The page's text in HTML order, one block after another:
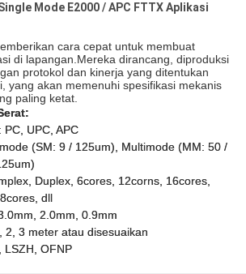
Mode E2000 / APC FTTX Aplikasi
cara cepat untuk membuat
di lapangan.Mereka dirancang, diproduksi
protokol dan kinerja yang ditentukan
yang akan memenuhi spesifikasi mekanis
paling ketat.
UPC, APC
(SM: 9 / 125um), Multimode (MM: 50 /
Duplex, 6cores, 12corns, 16cores,
dll
2.0mm, 0.9mm
2, 3 meter atau disesuaikan
LSZH, OFNP